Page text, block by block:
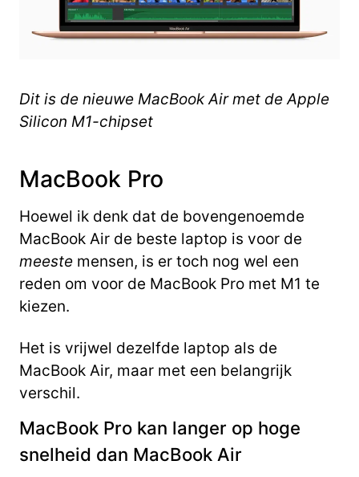
Dit is de nieuwe MacBook Air met de Apple
Silicon M1-chipset
MacBook Pro
Hoewel ik denk dat de bovengenoemde
MacBook Air de beste laptop is voor de
meeste mensen, is er toch nog wel een
reden om voor de MacBook Pro met M1 te
kiezen.
Het is vrijwel dezelfde laptop als de
MacBook Air, maar met een belangrijk
verschil.
MacBook Pro kan langer op hoge
snelheid dan MacBook Air